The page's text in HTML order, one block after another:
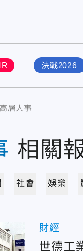
決戰2026
高層人事
相關
社會 娛樂
財經
世德工